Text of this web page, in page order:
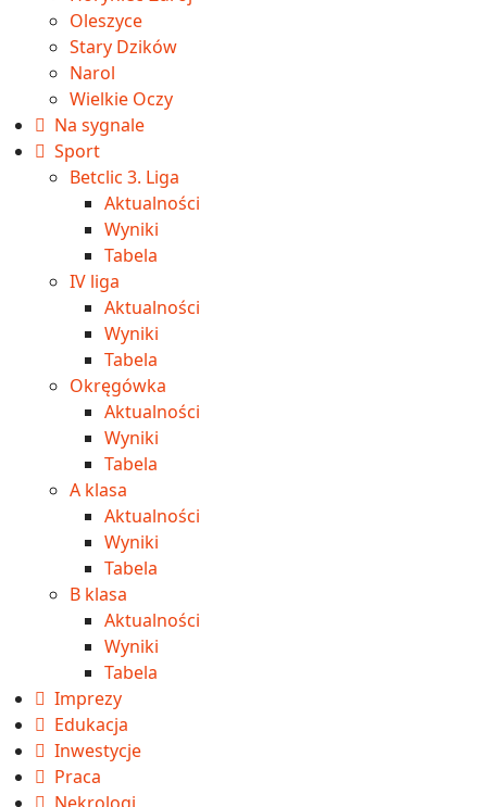
Oleszyce
Stary Dzików
Narol
Wielkie Oczy
Na sygnale
Sport
Betclic 3. Liga
Aktualności
Wyniki
Tabela
IV liga
Aktualności
Wyniki
Tabela
Okręgówka
Aktualności
Wyniki
Tabela
A klasa
Aktualności
Wyniki
Tabela
B klasa
Aktualności
Wyniki
Tabela
Imprezy
Edukacja
Inwestycje
Praca